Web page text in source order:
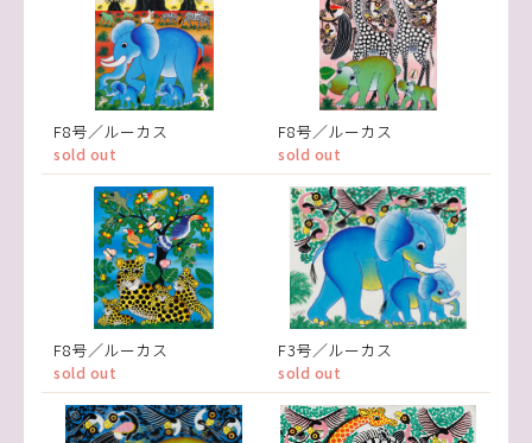
F8号／ルーカス
sold out
F8号／ルーカス
sold out
F8号／ルーカス
sold out
F3号／ルーカス
sold out